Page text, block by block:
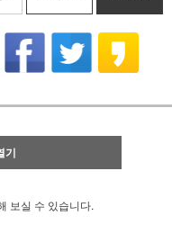
기
보실 수 있습니다.